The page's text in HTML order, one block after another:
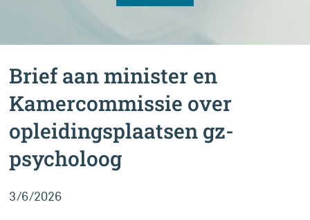
Brief aan minister en
Kamercommissie over
opleidingsplaatsen gz-
psycholoog
3/6/2026